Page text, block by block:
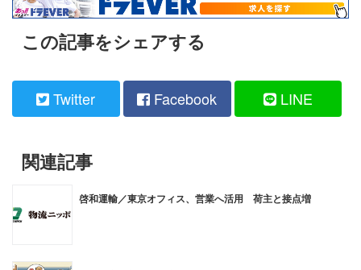
この記事をシェアする
Twitter Facebook LINE
関連記事
啓和運輸／東京オフィス、営業へ活用 荷主と接点増